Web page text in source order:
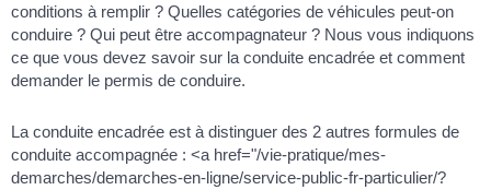
conditions à remplir ? Quelles catégories de véhicules peut-on
conduire ? Qui peut être accompagnateur ? Nous vous indiquons
ce que vous devez savoir sur la conduite encadrée et comment
demander le permis de conduire.
La conduite encadrée est à distinguer des 2 autres formules de
conduite accompagnée : <a href="/vie-pratique/mes-
demarches/demarches-en-ligne/service-public-fr-particulier/?